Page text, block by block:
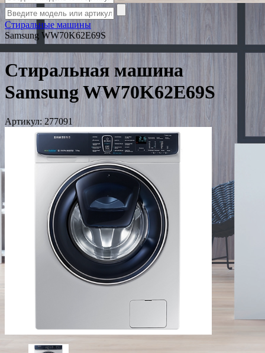
Стиральные машины
Samsung WW70K62E69S
Стиральная машина
Samsung WW70K62E69S
Артикул: 277091